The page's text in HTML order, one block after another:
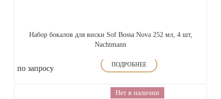
Набор бокалов для виски Sof Bossa Nova 252 мл, 4 шт,
Nachtmann
по запросу ПОДРОБНЕЕ
Нет в наличии